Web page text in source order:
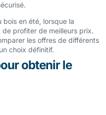
bois en été, lorsque la
profiter de meilleurs prix.
les offres de différents
choix définitif.
obtenir le